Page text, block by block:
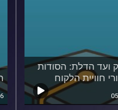
ועד הדלת: הסודות
חוויית הלקוח